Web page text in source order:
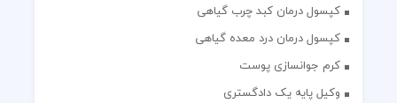
کپسول درمان کبد چرب گیاهی
کپسول درمان درد معده گیاهی
کرم جوانسازی پوست
وکیل پایه یک دادگستری